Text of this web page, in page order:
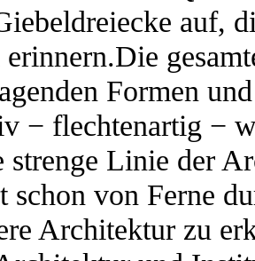
auf,
erinnern.Die
Formen
− flechtenartig −
strenge Linie der
schon von Ferne
Architektur zu